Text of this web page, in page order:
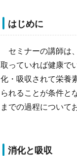
はじめに
セミナーの講師は
取っていれば健康で
化・吸収されて栄養
られることが条件と
までの過程について
消化と吸収